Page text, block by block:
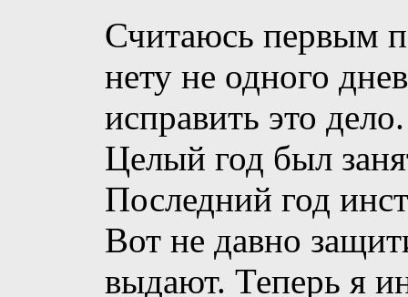
Считаюсь первым
нету не одного
исправить это дело.
Целый год был
Последний год
Вот не давно
выдают. Теперь я